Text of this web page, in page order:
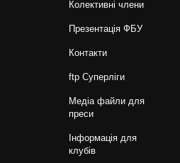
Колективні члени
Презентація ФБУ
Контакти
ftp Суперліги
Медіа файли для
преси
Інформація для
клубів